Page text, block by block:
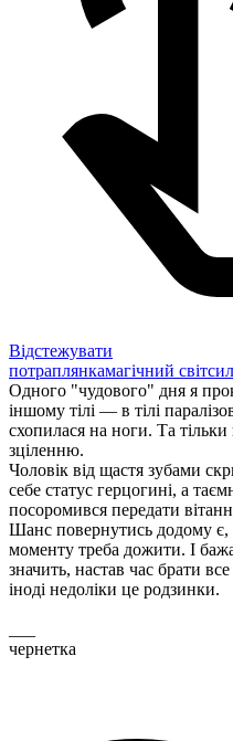
Відстежувати
потраплянкамагічний світ
Одного "чудового" дня я
іншому тілі — в тілі
схопилася на ноги. Та
зціленню.
Чоловік від щастя зубами
себе статус герцогині, а
посоромився передати
Шанс повернутись додому є,
моменту треба дожити. І
значить, настав час брати
іноді недолiки це родзинки.
чернетка